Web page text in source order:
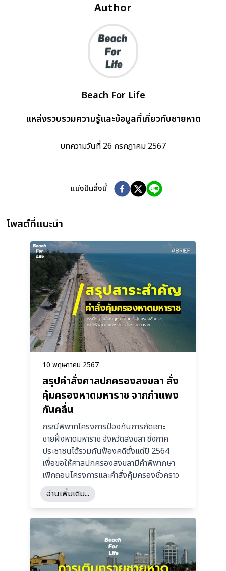
Author
Beach For Life
แหล่งรวบรวมความรู้และข้อมูลที่เกี่ยวกับชายหาด
บทความวันที่ 26 กรกฎาคม 2567
แบ่งปันสิ่งนี้
โพสต์ที่แนะนำ
10 พฤษภาคม 2567
สรุปคำสั่งศาลปกครองสงขลา สั่ง
คุ้มครองหาดมหาราช จากกำแพง
กันคลื่น
กรณีพิพาทโครงการป้องกันการกัดเซาะ
ชายฝั่งหาดมหาราช จังหวัดสงขลา ซึ่งภาค
ประชาชนได้รวมกันฟ้องคดีตั้งแต่ปี 2564
เพื่อขอให้ศาลปกครองสงขลามีคำพิพากษา
เพิกถอนโครงการและคำสั่งคุ้มครองชั่วคราว
อ่านเพิ่มเติม...